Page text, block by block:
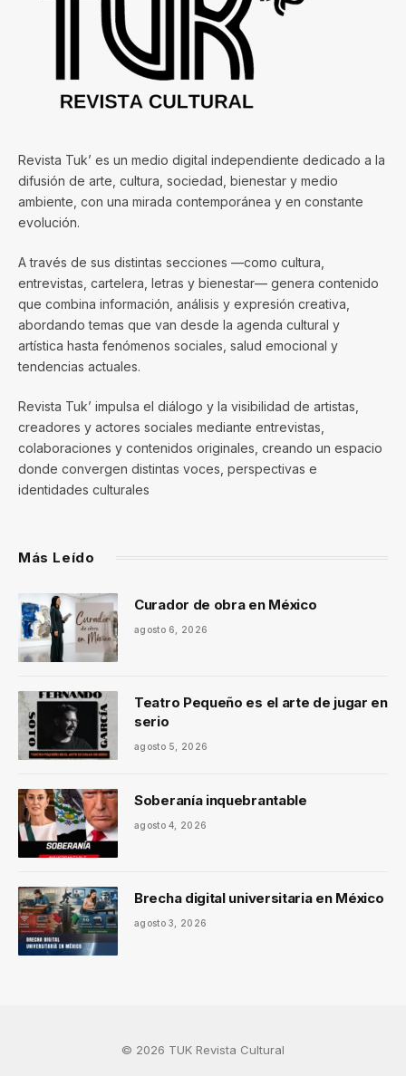
Revista Tuk’ es un medio digital independiente dedicado a la
difusión de arte, cultura, sociedad, bienestar y medio
ambiente, con una mirada contemporánea y en constante
evolución.
A través de sus distintas secciones —como cultura,
entrevistas, cartelera, letras y bienestar— genera contenido
que combina información, análisis y expresión creativa,
abordando temas que van desde la agenda cultural y
artística hasta fenómenos sociales, salud emocional y
tendencias actuales.
Revista Tuk’ impulsa el diálogo y la visibilidad de artistas,
creadores y actores sociales mediante entrevistas,
colaboraciones y contenidos originales, creando un espacio
donde convergen distintas voces, perspectivas e
identidades culturales
Más Leído
Curador de obra en México
agosto 6, 2026
Teatro Pequeño es el arte de jugar en
serio
agosto 5, 2026
Soberanía inquebrantable
agosto 4, 2026
Brecha digital universitaria en México
agosto 3, 2026
© 2026 TUK Revista Cultural